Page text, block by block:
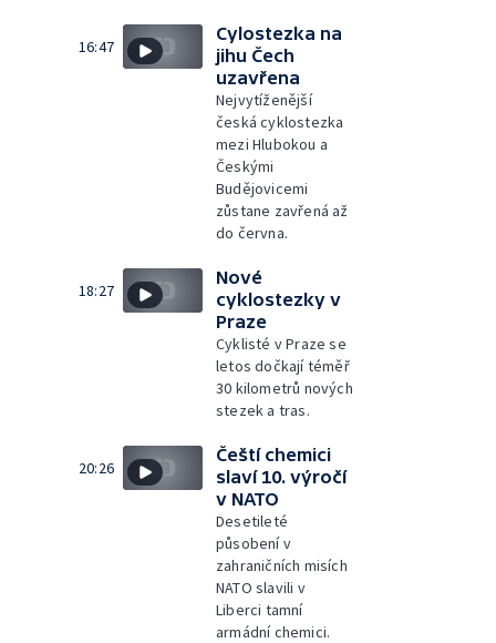
16:47
Cylostezka na
jihu Čech
uzavřena
Nejvytíženější
česká cyklostezka
mezi Hlubokou a
Českými
Budějovicemi
zůstane zavřená až
do června.
18:27
Nové
cyklostezky v
Praze
Cyklisté v Praze se
letos dočkají téměř
30 kilometrů nových
stezek a tras.
20:26
Čeští chemici
slaví 10. výročí
v NATO
Desetileté
působení v
zahraničních misích
NATO slavili v
Liberci tamní
armádní chemici.